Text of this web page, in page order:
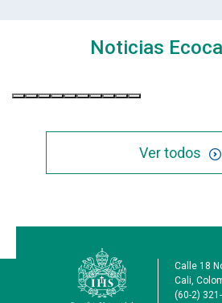
Noticias
Ver todos
Calle 18
Cali,
(60-2)